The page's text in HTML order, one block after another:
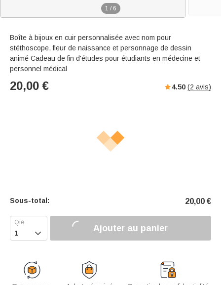
1 / 6
Boîte à bijoux en cuir personnalisée avec nom pour
stéthoscope, fleur de naissance et personnage de dessin
animé Cadeau de fin d'études pour étudiants en médecine et
personnel médical
20,00 € 4.50 (2 avis)
Sous-total: 20,00 €
 Ajouter au panier